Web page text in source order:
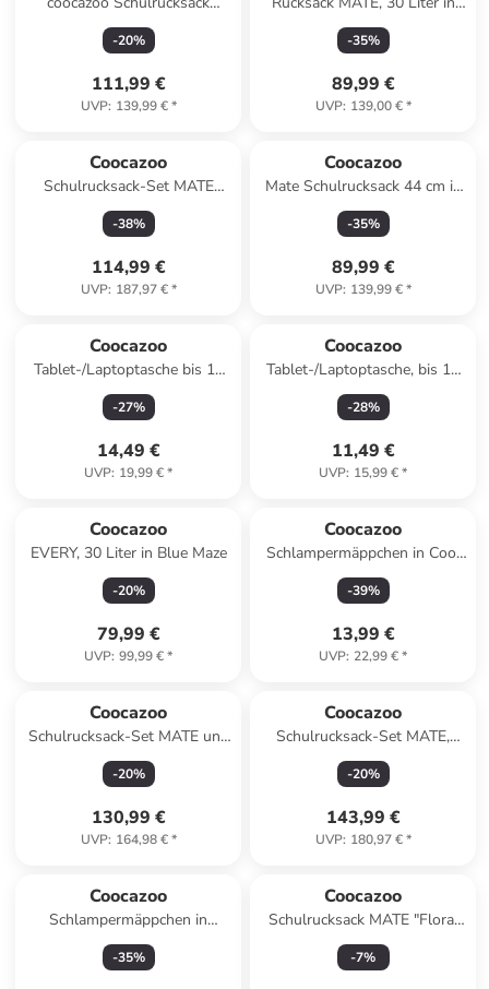
MATE, Broken Black
-20%
111,99 €
UVP: 139,99 €*
Blue Motion
-35%
89,99 €
UVP: 139,00 €*
Coocazoo
Schulrucksack-Set MATE
Bubble Dreams 3-teilig in
Blau
-38%
114,99 €
UVP: 187,97 €*
Coocazoo
Mate Schulrucksack 44 cm in
bubble dreams
-35%
89,99 €
UVP: 139,99 €*
Coocazoo
Tablet-/Laptoptasche bis 14
Zoll, Größe L in Berry
-27%
14,49 €
UVP: 19,99 €*
Coocazoo
Tablet-/Laptoptasche, bis 11
Zoll, Größe S in Berry
-28%
11,49 €
UVP: 15,99 €*
Coocazoo
EVERY, 30 Liter in Blue Maze
-20%
79,99 €
UVP: 99,99 €*
Coocazoo
Schlampermäppchen in Cool
Breeze
-39%
13,99 €
UVP: 22,99 €*
Coocazoo
Schulrucksack-Set MATE und
Mäppchen in Schwarz
-20%
130,99 €
UVP: 164,98 €*
Coocazoo
Schulrucksack-Set MATE,
Mäppchen Geldbörse in
Cloudy Peach
-20%
143,99 €
UVP: 180,97 €*
Coocazoo
Schlampermäppchen in
Geometric Sky
-35%
Coocazoo
Schulrucksack MATE "Floral
Artnight" in Schwarz
-7%